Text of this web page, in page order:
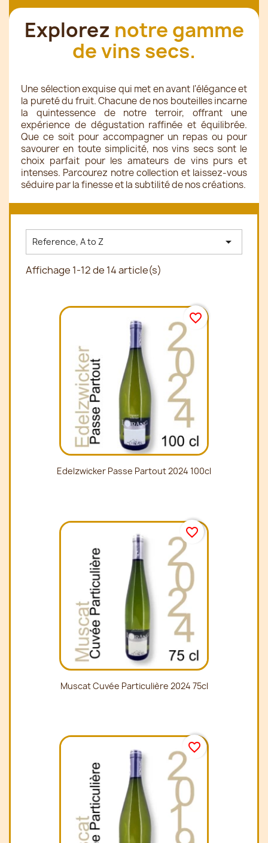
Explorez notre gamme
de vins secs.
Une sélection exquise qui met en avant l'élégance et
la pureté du fruit. Chacune de nos bouteilles incarne
la quintessence de notre terroir, offrant une
expérience de dégustation raffinée et équilibrée.
Que ce soit pour accompagner un repas ou pour
savourer en toute simplicité, nos vins secs sont le
choix parfait pour les amateurs de vins purs et
intenses. Parcourez notre collection et laissez-vous
séduire par la finesse et la subtilité de nos créations.
Reference, A to Z 
Affichage 1-12 de 14 article(s)
Edelzwicker Passe Partout 2024 100cl
favorite_border
Muscat Cuvée Particulière 2024 75cl
favorite_border
favorite_border